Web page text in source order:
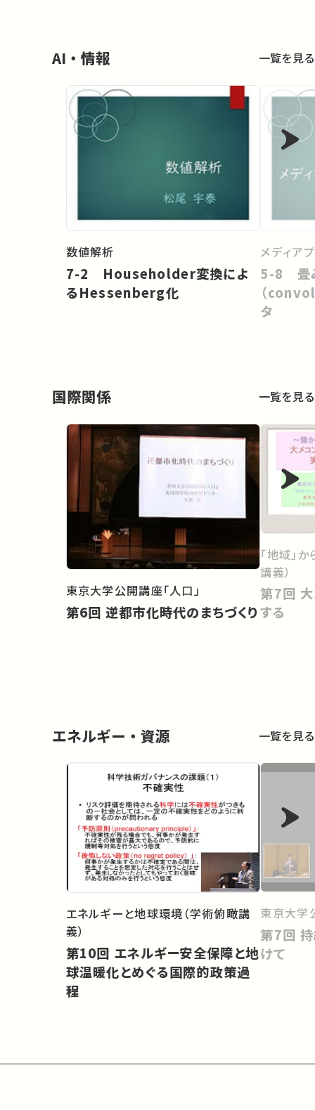
AI・情報 一覧を見る
数値解析
7-2 Householder変換によ
るHessenberg化
メディア
5-8 畳
（
タ
国際関係 一覧を見る
東京大学公開講座「人口」
第6回 逆都市化時代のまちづくり
「地域」
講義）
第7回 大メコン圏（GMS）を実走
する
エネルギー・資源 一覧を見る
エネルギーと地球環境（学術俯瞰講
義）
第10回 エネルギー安全保障と地
球温暖化とめぐる国際的政策過
程
東京大学
第7回 持続的な都市水利用に向
けて